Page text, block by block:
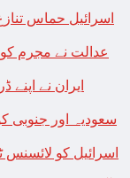
اسرائیل حماس
ایران نے
سعودیہ اور جنوبی
اسرائیل کو لائسنس